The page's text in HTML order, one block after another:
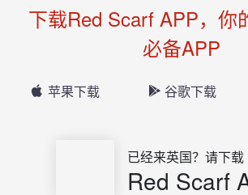
下载Red Scarf APP，你
必备APP
苹果下载 谷歌下载
已经来英国？请下载
Red Scarf